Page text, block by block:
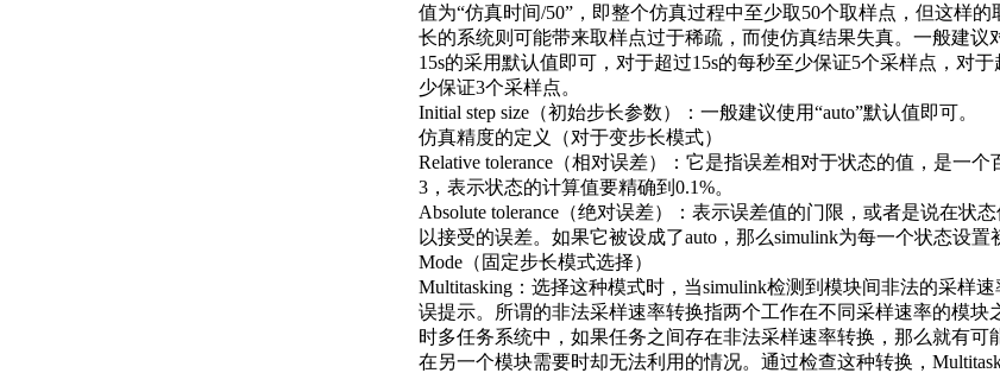
值为“仿真时间/50”，即整个仿真过程中至少取50个取样点，但这样
长的系统则可能带来取样点过于稀疏，而使仿真结果失真。一般建议
15s的采用默认值即可，对于超过15s的每秒至少保证5个采样点，对于
少保证3个采样点。
Initial step size（初始步长参数）：一般建议使用“auto”默认值即可。
仿真精度的定义（对于变步长模式）
Relative tolerance（相对误差）：它是指误差相对于状态的值，是一个
3，表示状态的计算值要精确到0.1%。
Absolute tolerance（绝对误差）：表示误差值的门限，或者是说在状
以接受的误差。如果它被设成了auto，那么simulink为每一个状态设置
Mode（固定步长模式选择）
Multitasking：选择这种模式时，当simulink检测到模块间非法的采样
误提示。所谓的非法采样速率转换指两个工作在不同采样速率的模块
时多任务系统中，如果任务之间存在非法采样速率转换，那么就有可
在另一个模块需要时却无法利用的情况。通过检查这种转换，